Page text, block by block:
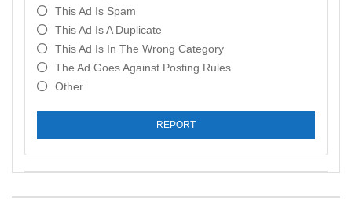
This Ad Is Spam
This Ad Is A Duplicate
This Ad Is In The Wrong Category
The Ad Goes Against Posting Rules
Other
REPORT